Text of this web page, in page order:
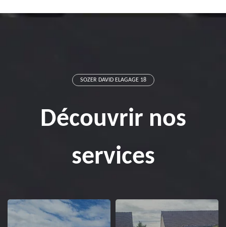
SOZER DAVID ELAGAGE 18
Découvrir nos
services